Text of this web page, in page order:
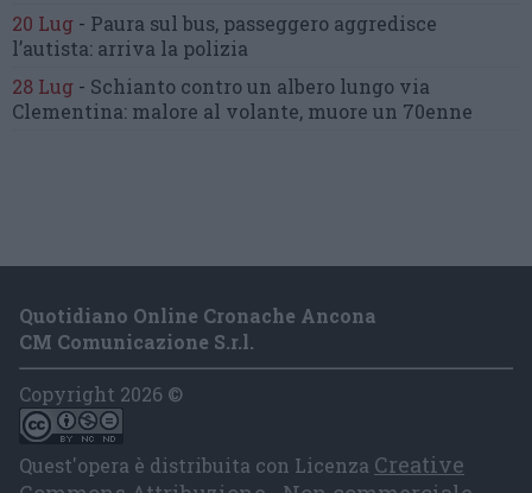
20 Lug - Paura sul bus, passeggero aggredisce
l’autista: arriva la polizia
28 Lug - Schianto contro un albero lungo via
Clementina: malore al volante, muore un 70enne
Quotidiano Online Cronache Ancona
CM Comunicazione S.r.l.
Copyright 2026 ©
Quest'opera è distribuita con Licenza Creative